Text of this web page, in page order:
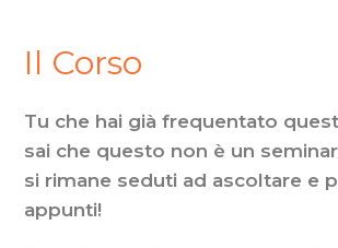
Il Corso
Tu che hai già frequentato
sai che questo non è un
si rimane seduti ad ascoltare e
appunti!